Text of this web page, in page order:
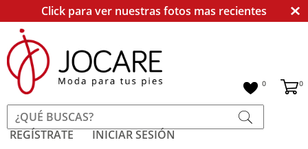
Click para ver nuestras fotos mas recientes
REGÍSTRATE INICIAR SESIÓN
0 0